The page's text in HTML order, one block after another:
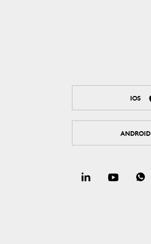
IOS
ANDROID